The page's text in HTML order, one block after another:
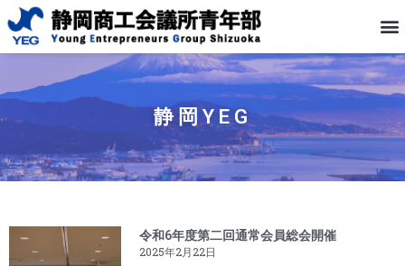
静岡YEG
令和6年度第二回通常会員総会開催
2025年2月22日